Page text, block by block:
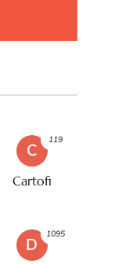
C
Cartofi
119
D
1095